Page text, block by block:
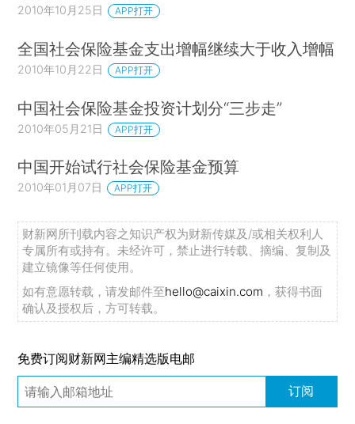
2010年10月25日 APP打开
全国社会保险基金支出增幅继续大于收入增幅
2010年10月22日 APP打开
中国社会保险基金投资计划分“三步走”
2010年05月21日 APP打开
中国开始试行社会保险基金预算
2010年01月07日 APP打开
财新网所刊载内容之知识产权为财新传媒及/或相关权利人
专属所有或持有。未经许可，禁止进行转载、摘编、复制及
建立镜像等任何使用。
如有意愿转载，请发邮件至hello@caixin.com ，获得书面
确认及授权后，方可转载。
免费订阅财新网主编精选版电邮
订阅